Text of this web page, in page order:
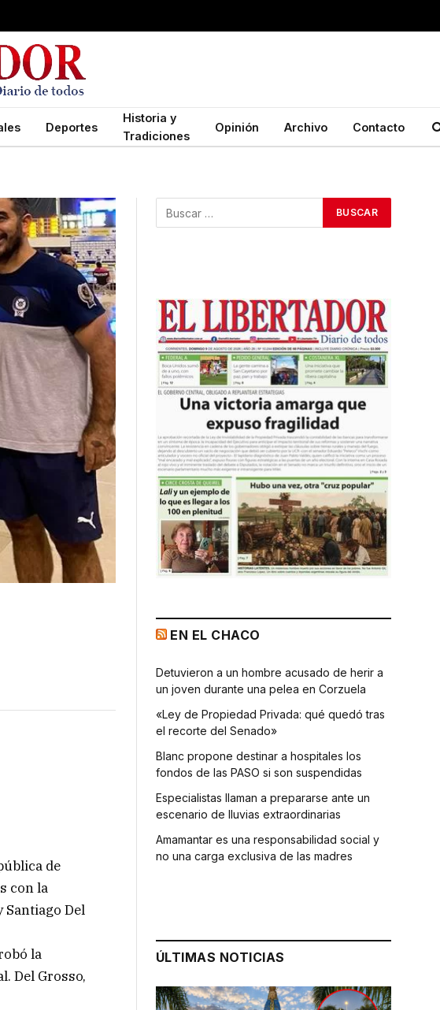
Deportes
Historia y
Tradiciones
Opinión Archivo Contacto
de
con la
Santiago Del
la
Del Grosso,
EN EL CHACO
Detuvieron a un hombre acusado de herir a
un joven durante una pelea en Corzuela
«Ley de Propiedad Privada: qué quedó tras
el recorte del Senado»
Blanc propone destinar a hospitales los
fondos de las PASO si son suspendidas
Especialistas llaman a prepararse ante un
escenario de lluvias extraordinarias
Amamantar es una responsabilidad social y
no una carga exclusiva de las madres
ÚLTIMAS NOTICIAS